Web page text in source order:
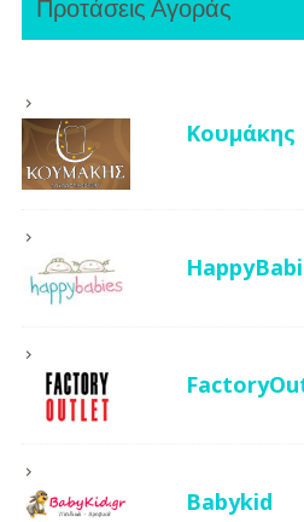
Προτάσεις Αγοράς
Κουμάκης
Babykid